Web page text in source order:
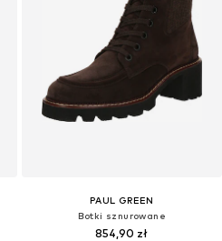
PAUL GREEN
Botki sznurowane
854,90 zł